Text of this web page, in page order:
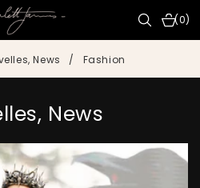
(0)
0
News / Fashion
News